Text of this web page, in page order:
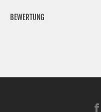
BEWERTUNG